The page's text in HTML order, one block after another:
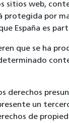
sitios web,
por
España es
que se ha
derechos
un
de